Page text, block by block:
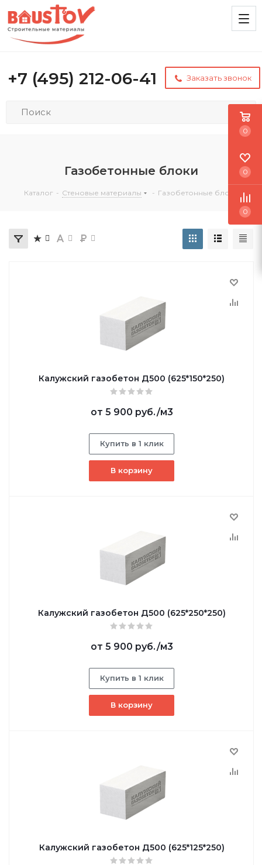
+7 (495) 212-06-41 Заказать звонок
Газобетонные блоки
Каталог - Стеновые материалы - Газобетонные блоки
Калужский газобетон Д500 (625*150*250)
от 5 900 руб./м3
Купить в 1 клик
В корзину
Калужский газобетон Д500 (625*250*250)
от 5 900 руб./м3
Купить в 1 клик
В корзину
Калужский газобетон Д500 (625*125*250)
0
0
0